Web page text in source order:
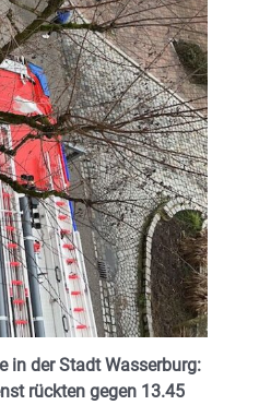
in der Stadt Wasserburg:
rückten gegen 13.45